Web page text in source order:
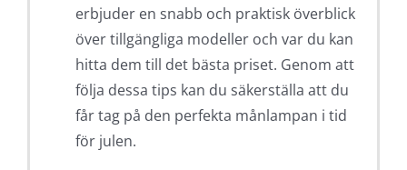
erbjuder en snabb och praktisk överblick
över tillgängliga modeller och var du kan
hitta dem till det bästa priset. Genom att
följa dessa tips kan du säkerställa att du
får tag på den perfekta månlampan i tid
för julen.